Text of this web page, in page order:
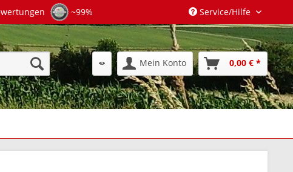
~99% Service/Hilfe
Mein Konto 0,00 € *